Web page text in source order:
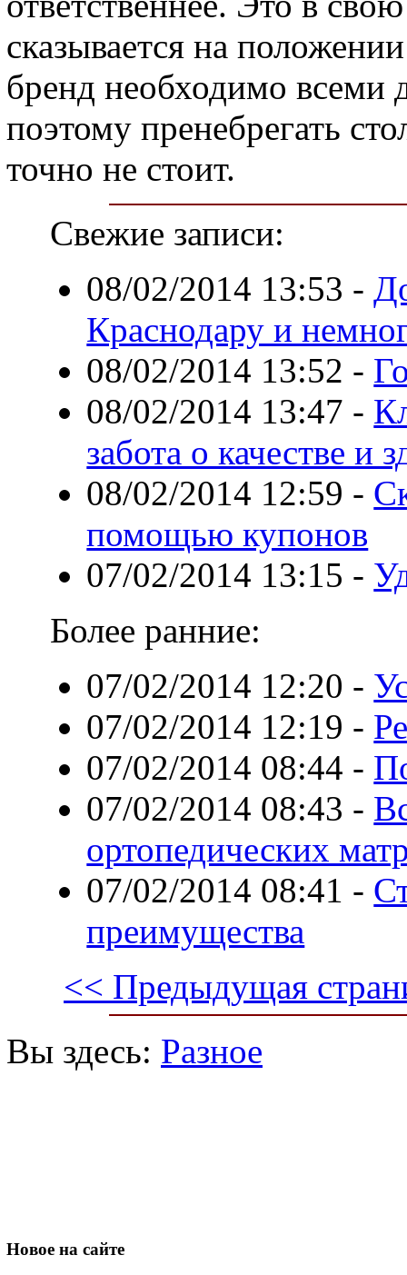
сказывается на
бренд необходимо всеми
поэтому пренебрегать
точно не стоит.
Свежие записи:
08/02/2014 13:53 -
Краснодару и
08/02/2014 13:52 -
08/02/2014 13:47 -
забота о качестве и
08/02/2014 12:59 -
помощью купонов
07/02/2014 13:15 -
Более ранние:
07/02/2014 12:20 -
07/02/2014 12:19 -
07/02/2014 08:44 -
07/02/2014 08:43 -
ортопедических
07/02/2014 08:41 -
преимущества
<< Предыдущая
Вы здесь: Разное
Новое на сайте